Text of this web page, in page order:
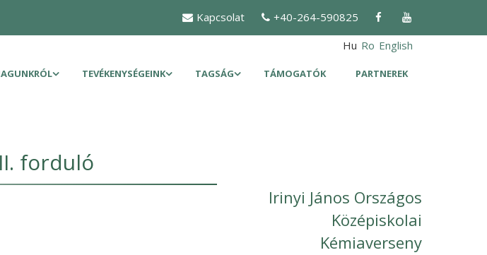
Kapcsolat +40-264-590825
Hu Ro English
TEVÉKENYSÉGEINK TAGSÁG TÁMOGATÓK PARTNEREK
Irinyi János Országos
Középiskolai
Kémiaverseny
forduló